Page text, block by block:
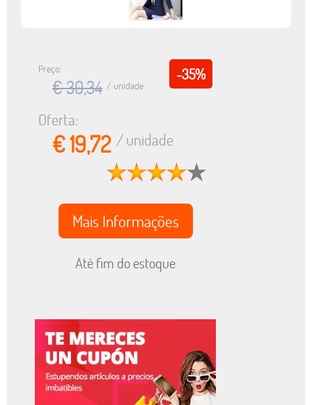
-35%
Preço:
€ 30,34 / unidade
Oferta:
€ 19,72/ unidade
Mais Informações
Até fim do estoque